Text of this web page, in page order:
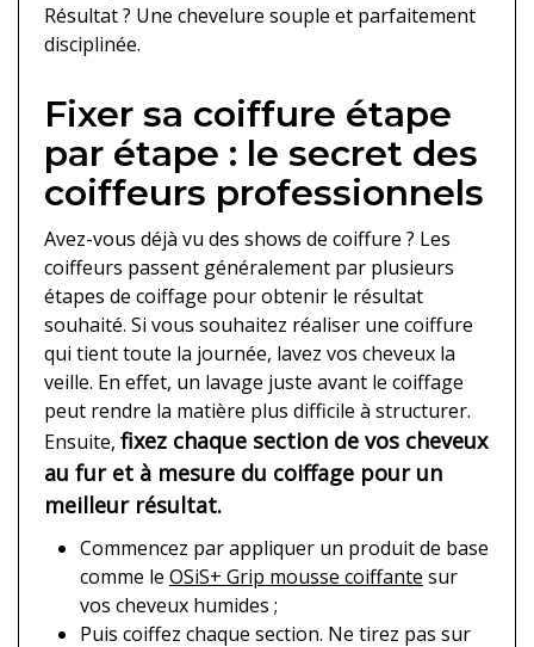
Résultat ? Une chevelure souple et parfaitement
disciplinée.
Fixer sa coiffure étape
par étape : le secret des
coiffeurs professionnels
Avez-vous déjà vu des shows de coiffure ? Les
coiffeurs passent généralement par plusieurs
étapes de coiffage pour obtenir le résultat
souhaité. Si vous souhaitez réaliser une coiffure
qui tient toute la journée, lavez vos cheveux la
veille. En effet, un lavage juste avant le coiffage
peut rendre la matière plus difficile à structurer.
Ensuite, fixez chaque section de vos cheveux
au fur et à mesure du coiffage pour un
meilleur résultat.
Commencez par appliquer un produit de base
comme le OSiS+ Grip mousse coiffante sur
vos cheveux humides ;
Puis coiffez chaque section. Ne tirez pas sur